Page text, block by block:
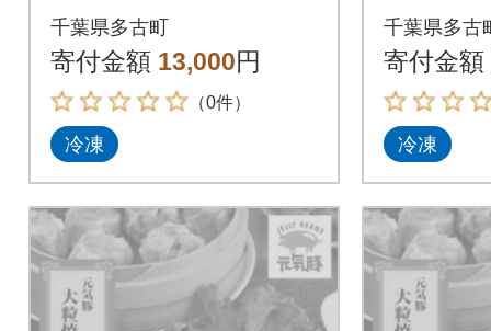
種セット(2種 合計36
個入)【シュウマイ】
千葉県多古町
寄付金額 13,000円
（0件）
冷凍
種セッ
個入)【
千葉県多古
寄付金額
冷凍